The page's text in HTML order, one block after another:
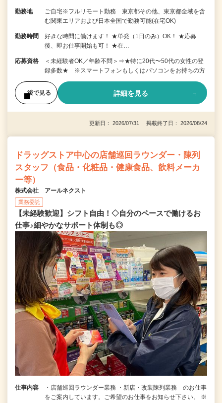
勤務地
ご自宅※フルリモート勤務 東京都その他、東京都全域を含
む関東エリアおよび日本全国で勤務可能(在宅OK)
勤務時間
好きな時間に働けます！ ★単発（1日のみ）OK！ ★応募
後、即お仕事開始も可！ ★在…
応募資格
＜未経験者OK／年齢不問＞⇒★特に20代〜50代の女性の登
録多数★ ※スマートフォンもしくはパソコンをお持ちの方
後で見る 詳細を見る
更新日： 2026/07/31 掲載終了日： 2026/08/24
ドラッグストア中心の店舗巡回ラウンダー・陳列
スタッフ（食品・化粧品・健康食品、飲料メーカ
ー等）
株式会社 アールネクスト
業務委託
【未経験歓迎】シフト自由！◇自分のペースで働けるお
仕事♪細やかなサポート体制も◎
仕事内容
・店舗巡回ラウンダー業務 ・新店・改装陳列業務 のお仕事
をご案内しています。ご希望のお仕事をお知らせ下さい。 ※